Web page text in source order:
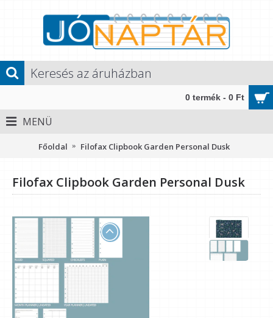
0 termék - 0 Ft
MENÜ
Főoldal Filofax Clipbook Garden Personal Dusk
Filofax Clipbook Garden Personal Dusk